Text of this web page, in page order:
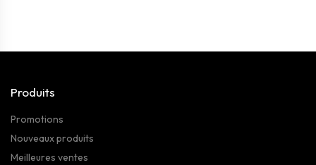
Produits
Promotions
Nouveaux produits
Meilleures ventes